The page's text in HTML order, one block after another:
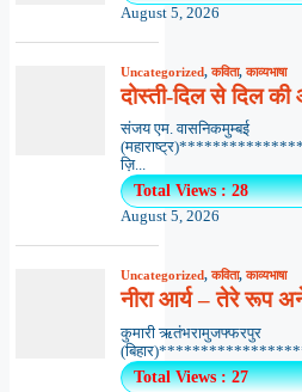
August 5, 2026
Uncategorized,कविता,काव्यभाषा
दोस्ती-दिल से दिल
संजय एम. वासनिकमुम्बई
ज़ि...
Total Views : 28
August 5, 2026
Uncategorized,कविता,काव्यभाषा
नीरा आर्य – तेरे रूप
कुमारी ऋतंभरामुजफ्फरपुर
Total Views : 27